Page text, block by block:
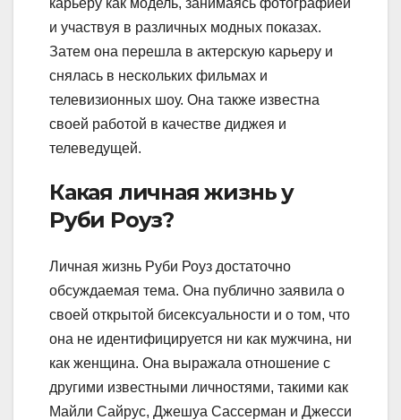
карьеру как модель, занимаясь фотографией
и участвуя в различных модных показах.
Затем она перешла в актерскую карьеру и
снялась в нескольких фильмах и
телевизионных шоу. Она также известна
своей работой в качестве диджея и
телеведущей.
Какая личная жизнь у
Руби Роуз?
Личная жизнь Руби Роуз достаточно
обсуждаемая тема. Она публично заявила о
своей открытой бисексуальности и о том, что
она не идентифицируется ни как мужчина, ни
как женщина. Она выражала отношение с
другими известными личностями, такими как
Майли Сайрус, Джешуа Сассерман и Джесси